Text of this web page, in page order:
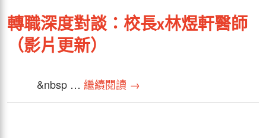
轉職深度對談：校長x林煜軒醫師
（影片更新）
&nbsp … 繼續閱讀 →